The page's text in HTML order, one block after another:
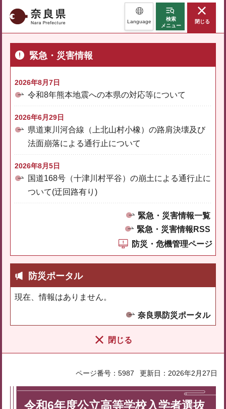
奈良県 Language
検索
メニュー
閉じる
緊急・災害情報
2026年8月7日
令和8年熊本地震への本県の対応等について
2026年6月29日
県道東川河合線（上北山村小橡）の路肩決壊及び
法面崩落による通行止について
2026年8月5日
国道168号（十津川村平谷）の崩土による通行止に
ついて(迂回路有り)
緊急・災害情報一覧
緊急・災害情報RSS
防災・危機管理ページ
防災ポータル
現在、情報はありません。
奈良県防災ポータル
閉じる
ページ番号：5987 更新日：2026年2月27日
令和6年度公立高等学校入学者選抜